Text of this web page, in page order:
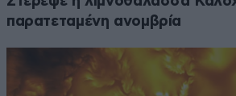
παρατεταμένη ανομβρία